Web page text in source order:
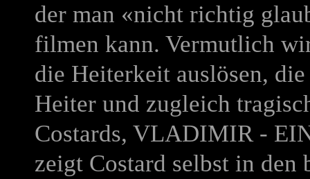
der man «nicht richtig
filmen kann. Vermutlich
die Heiterkeit auslösen,
Heiter und zugleich
Costards, VLADIMIR -
zeigt Costard selbst in